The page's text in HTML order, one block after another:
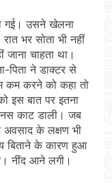
गई। उसने खेलना
भर सोता भी नहीं
चाहता था।
ने डाक्टर से
कम करने को कहा तो
इस बात पर इतना
काट डाली। जब
अवसाद के लक्षण भी
बिताने के कारण हुआ
नींद आने लगी।